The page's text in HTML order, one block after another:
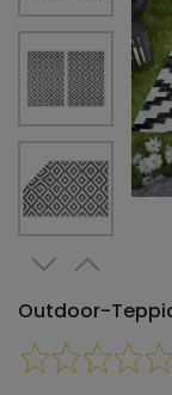
Outdoor-